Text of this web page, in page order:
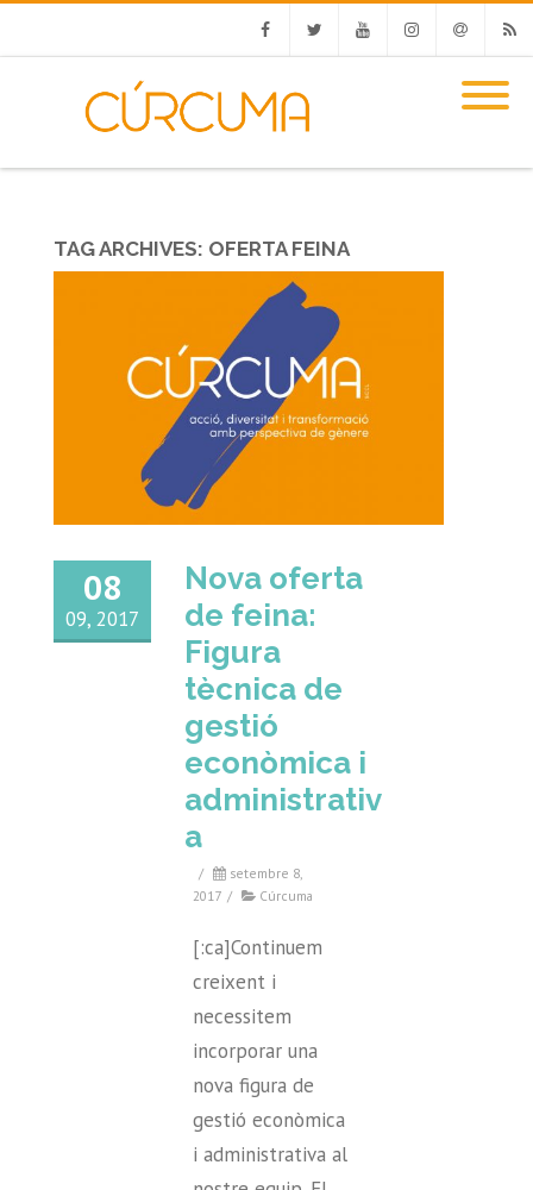
Email RSS
TAG ARCHIVES: OFERTA FEINA
08
09, 2017
Nova oferta
de feina:
Figura
tècnica de
gestió
econòmica i
administrativ
a
/
setembre 8,
2017 / Cúrcuma
[:ca]Continuem
creixent i
necessitem
incorporar una
nova figura de
gestió econòmica
i administrativa al